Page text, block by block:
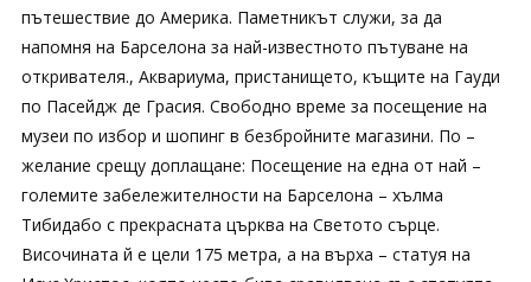
пътешествие до Америка. Паметникът служи, за да
напомня на Барселона за най-известното пътуване на
откривателя., Аквариума, пристанището, къщите на Гауди
по Пасейдж де Грасия. Свободно време за посещение на
музеи по избор и шопинг в безбройните магазини. По –
желание срещу доплащане: Посещение на една от най –
големите забележителности на Барселона – хълма
Тибидабо с прекрасната църква на Светото сърце.
Височината й е цели 175 метра, а на върха – статуя на